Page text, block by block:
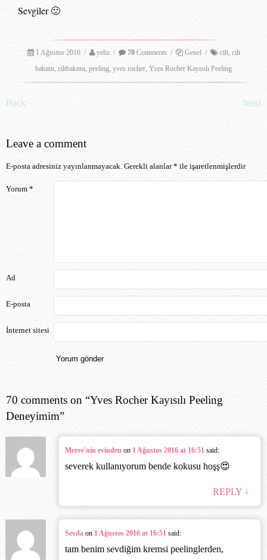
Sevgiler 🙂
1 Ağustos 2016 / yeliz / 70Comments / Genel / cilt, cilt
bakımı, ciltbakımı, peeling, yves rocher, Yves Rocher Kayısılı Peeling
Post navigation
Back Next
Leave a comment
E-posta adresiniz yayınlanmayacak. Gerekli alanlar* ile işaretlenmişlerdir
Yorum *
Ad
E-posta
İnternet sitesi
70 comments on “Yves Rocher Kayısılı Peeling
Deneyimim”
Merve'nin evinden on 1 Ağustos 2016 at 16:51 said:
severek kullanıyorum bende kokusu hoşş😍
REPLY ↓
Sevda on 1 Ağustos 2016 at 16:51 said:
tam benim sevdiğim kremsi peelinglerden,